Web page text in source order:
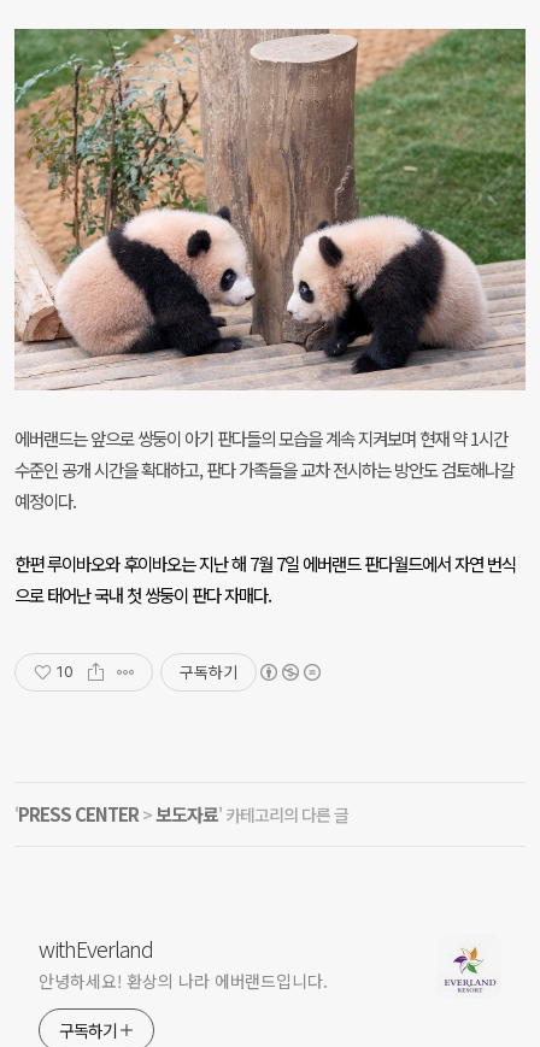
에버랜드는 앞으로 쌍둥이 아기 판다들의 모습을 계속 지켜보며 현재 약1시간
수준인 공개 시간을 확대하고,판다 가족들을 교차 전시하는 방안도 검토해나갈
예정이다.
한편 루이바오와 후이바오는 지난 해7월7일 에버랜드 판다월드에서 자연 번식
으로 태어난 국내 첫 쌍둥이 판다 자매다.
10 구독하기
'PRESS CENTER >보도자료' 카테고리의 다른 글
withEverland
안녕하세요! 환상의 나라 에버랜드입니다.
구독하기